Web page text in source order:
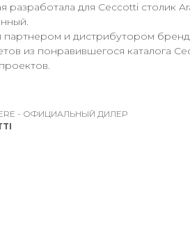
разработала для Ceccotti столик
партнером и дистрибутором
из понравившегося каталога
- ОФИЦИАЛЬНЫЙ ДИЛЕР